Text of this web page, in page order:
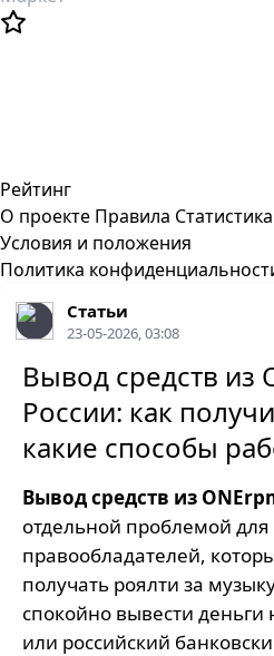
Рейтинг
О проекте Правила Статистика
Условия и положения
Политика
Статьи
23-05-2026, 03:08
Вывод средств из
России: как
какие способы
Вывод средств из
отдельной проблемой для
правообладателей,
получать роялти за
спокойно вывести деньги
или российский